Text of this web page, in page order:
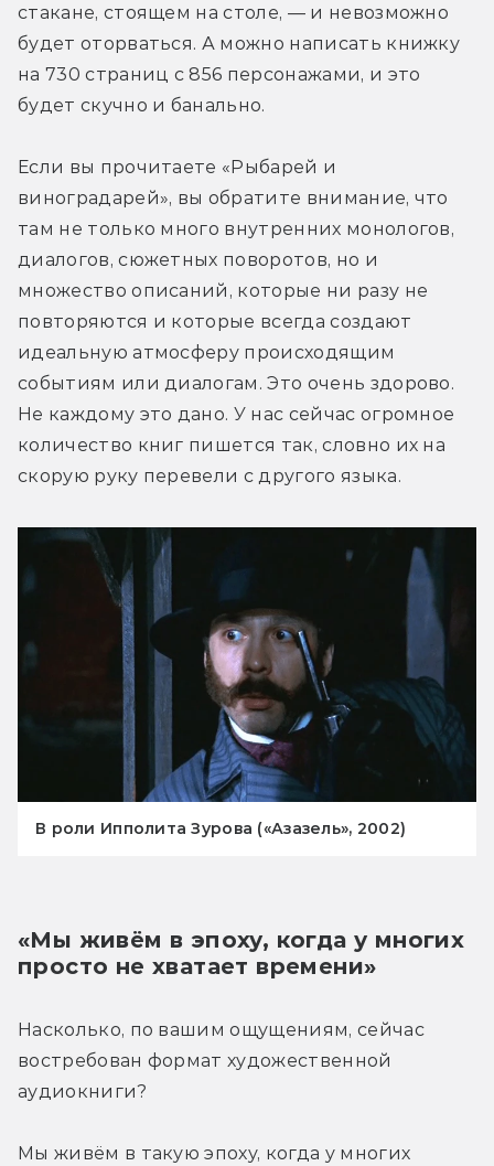
стакане, стоящем на столе, — и невозможно
будет оторваться. А можно написать книжку
на 730 страниц с 856 персонажами, и это
будет скучно и банально.
Если вы прочитаете «Рыбарей и
виноградарей», вы обратите внимание, что
там не только много внутренних монологов,
диалогов, сюжетных поворотов, но и
множество описаний, которые ни разу не
повторяются и которые всегда создают
идеальную атмосферу происходящим
событиям или диалогам. Это очень здорово.
Не каждому это дано. У нас сейчас огромное
количество книг пишется так, словно их на
скорую руку перевели с другого языка.
В роли Ипполита Зурова («Азазель», 2002)
«Мы живём в эпоху, когда у многих
просто не хватает времени»
Насколько, по вашим ощущениям, сейчас
востребован формат художественной
аудиокниги?
Мы живём в такую эпоху, когда у многих